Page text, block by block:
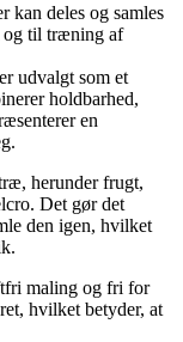
kan deles og samles
og til træning af
udvalgt som et
holdbarhed,
en
herunder frugt,
Det gør det
den igen, hvilket
maling og fri for
hvilket betyder, at